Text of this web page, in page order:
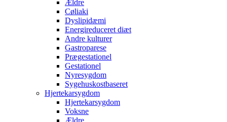
Ældre
Cøliaki
Dyslipidæmi
Energireduceret diæt
Andre kulturer
Gastroparese
Prægestationel
Gestationel
Nyresygdom
Sygehuskostbaseret
Hjertekarsygdom
Hjertekarsygdom
Voksne
Ældre